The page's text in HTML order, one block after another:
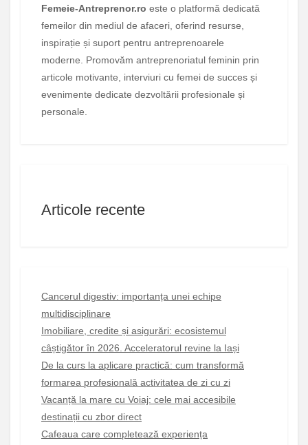
Femeie-Antreprenor.ro este o platformă dedicată
femeilor din mediul de afaceri, oferind resurse,
inspirație și suport pentru antreprenoarele
moderne. Promovăm antreprenoriatul feminin prin
articole motivante, interviuri cu femei de succes și
evenimente dedicate dezvoltării profesionale și
personale.
Articole recente
Cancerul digestiv: importanța unei echipe
multidisciplinare
Imobiliare, credite și asigurări: ecosistemul
câștigător în 2026. Acceleratorul revine la Iași
De la curs la aplicare practică: cum transformă
formarea profesională activitatea de zi cu zi
Vacanță la mare cu Voiaj: cele mai accesibile
destinații cu zbor direct
Cafeaua care completează experiența